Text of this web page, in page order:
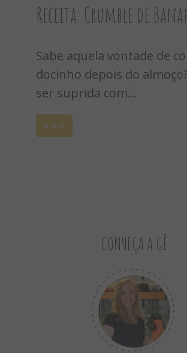
Receita: Crumble de
Sabe aquela vontade de
docinho depois do
ser suprida com...
CONHEÇA A GÊ